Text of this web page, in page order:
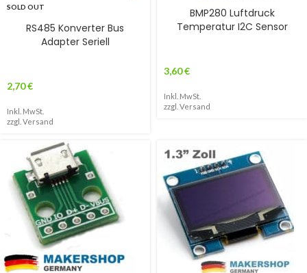
SOLD OUT
RS485 Konverter Bus
Adapter Seriell
2,70€
Inkl. MwSt.
zzgl. Versand
BMP280 Luftdruck
Temperatur I2C Sensor
3,60€
Inkl. MwSt.
zzgl. Versand